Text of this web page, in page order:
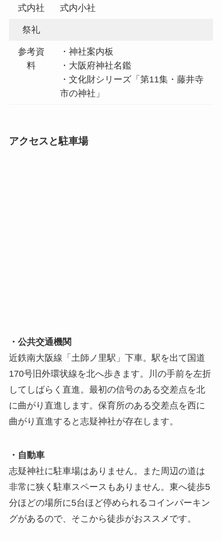
式内社 式内小社
祭礼
参考資
料
・神社案内板
・大阪府神社名鑑
・文化財シリーズ「第11集・藤井寺
市の神社」
アクセスと駐車場
・公共交通機関
近鉄南大阪線「土師ノ里駅」下車。駅を出て国道
170号旧外環状線を北へ歩きます。川の手前を左折
してしばらく直進。最初の信号のある交差点を北
に曲がり直進します。保育所のある交差点を西に
曲がり直進すると志疑神社が存在します。
・自動車
志疑神社に駐車場はありません。また周辺の道は
非常に狭く駐車スペースもありません。東へ徒歩5
分ほどの場所に5台ほど停められるコインパーキン
グがあるので、そこから徒歩がおススメです。